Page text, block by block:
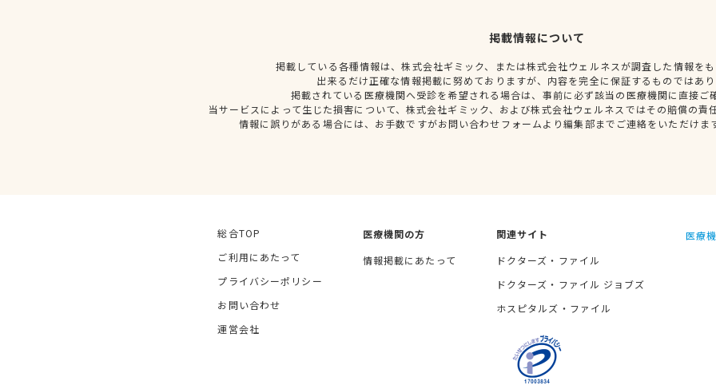
掲載情報について
掲載している各種情報は、株式会社ギミック、または株式会社ウェルネスが調査した情報を
出来るだけ正確な情報掲載に努めておりますが、内容を完全に保証するものではあ
掲載されている医療機関へ受診を希望される場合は、事前に必ず該当の医療機関に直接ご
当サービスによって生じた損害について、株式会社ギミック、および株式会社ウェルネスではその賠償の責
情報に誤りがある場合には、お手数ですがお問い合わせフォームより編集部までご連絡をいただけま
総合TOP
ご利用にあたって
プライバシーポリシー
お問い合わせ
運営会社
医療機関の方
情報掲載にあたって
関連サイト
ドクターズ・ファイル
ドクターズ・ファイル ジョブズ
ホスピタルズ・ファイル
医療